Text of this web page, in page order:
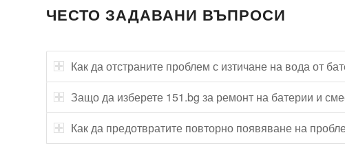
ЧЕСТО ЗАДАВАНИ ВЪПРОСИ
Как да отстраните проблем с изтичане на вода от
Защо да изберете 151.bg за ремонт на батерии и
Как да предотвратите повторно появяване на